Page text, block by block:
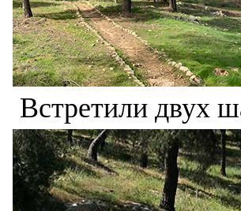
Встретили двух